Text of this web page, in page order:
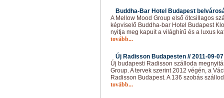
Buddha-Bar Hotel Budapest
A Mellow Mood Group első ötcsillagos
képviselő Buddha-bar Hotel Budapest
nyitja meg kapuit a világhírű és a luxus
tovább...
Új Radisson Budapesten //2011-09-07
Új budapesti Radisson szálloda
Group. A tervek szerint 2012 végén, a
Radisson Budapest. A 136 szobás
tovább...